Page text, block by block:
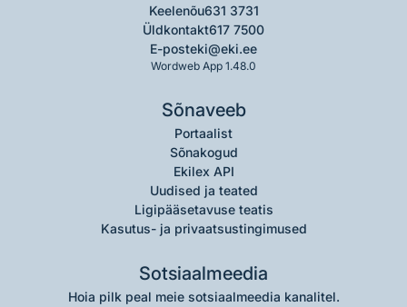
Keelenõu631 3731
Üldkontakt617 7500
E-posteki@eki.ee
Wordweb App 1.48.0
Sõnaveeb
Portaalist
Sõnakogud
Ekilex API
Uudised ja teated
Ligipääsetavuse teatis
Kasutus- ja privaatsustingimused
Sotsiaalmeedia
Hoia pilk peal meie sotsiaalmeedia kanalitel.